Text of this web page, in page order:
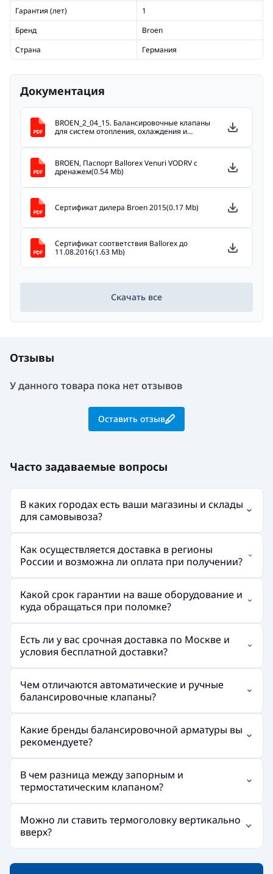
Гарантия (лет)
1
Бренд
Broen
Страна
Германия
Документация
BROEN_2_04_15. Балансировочные клапаны
для систем отопления, охлаждения и
BROEN, Паспорт Ballorex Venuri VODRV с
дренажем(0.54 Mb)
Сертификат дилера Broen 2015(0.17 Mb)
Сертификат соответствия Ballorex до
11.08.2016(1.63 Mb)
Скачать все
Отзывы
У данного товара пока нет отзывов
Оставить отзыв
Часто задаваемые вопросы
В каких городах есть ваши магазины и склады
для самовывоза?
Как осуществляется доставка в регионы
России и возможна ли оплата при получении?
Какой срок гарантии на ваше оборудование и
куда обращаться при поломке?
Есть ли у вас срочная доставка по Москве и
условия бесплатной доставки?
Чем отличаются автоматические и ручные
балансировочные клапаны?
Какие бренды балансировочной арматуры вы
рекомендуете?
В чем разница между запорным и
термостатическим клапаном?
Можно ли ставить термоголовку вертикально
вверх?